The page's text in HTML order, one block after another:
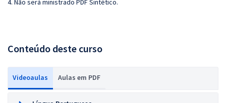
4. Não será ministrado PDF Sintético.
Conteúdo deste curso
Videoaulas Aulas em PDF